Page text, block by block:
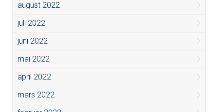
august 2022
juli 2022
juni 2022
mai 2022
april 2022
mars 2022